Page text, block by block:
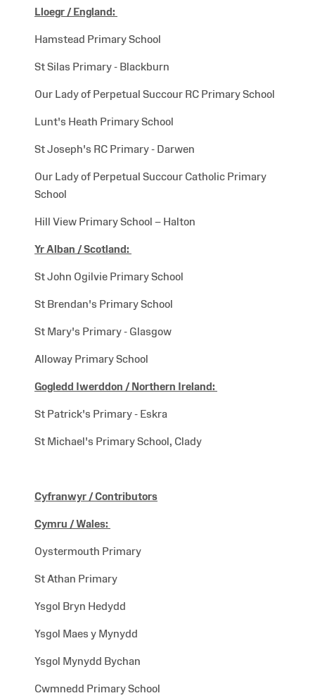
Lloegr /England:
Hamstead Primary School
St Silas Primary - Blackburn
Our Lady of Perpetual Succour RC Primary School
Lunt's Heath Primary School
St Joseph's RC Primary - Darwen
Our Lady of Perpetual Succour Catholic Primary
School
Hill View Primary School – Halton
Yr Alban /Scotland:
St John Ogilvie Primary School
St Brendan's Primary School
St Mary's Primary - Glasgow
Alloway Primary School
Gogledd Iwerddon /Northern Ireland:
St Patrick's Primary - Eskra
St Michael's Primary School, Clady
Cyfranwyr / Contributors
Cymru / Wales:
Oystermouth Primary
St Athan Primary
Ysgol Bryn Hedydd
Ysgol Maes y Mynydd
Ysgol Mynydd Bychan
Cwmnedd Primary School